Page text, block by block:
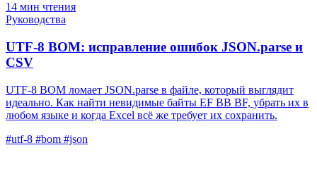
14 мин чтения
Руководства
UTF-8 BOM: исправление ошибок JSON.parse и
CSV
UTF-8 BOM ломает JSON.parse в файле, который выглядит
идеально. Как найти невидимые байты EF BB BF, убрать их в
любом языке и когда Excel всё же требует их сохранить.
#utf-8 #bom #json